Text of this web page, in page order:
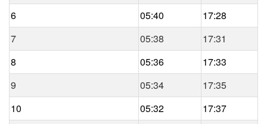
6
05:40
17:28
7
05:38
17:31
8
05:36
17:33
9
05:34
17:35
10
05:32
17:37